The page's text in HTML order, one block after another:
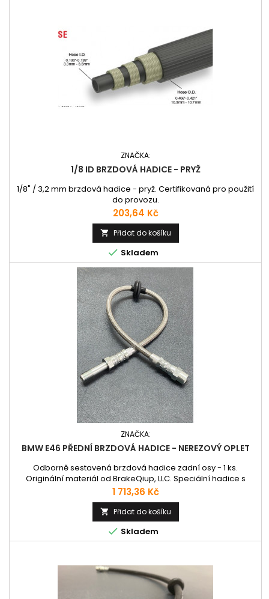
ZNAČKA:
1/8 ID BRZDOVÁ HADICE - PRYŽ
1/8" / 3,2 mm brzdová hadice - pryž. Certifikovaná pro použití
do provozu.
Cena
203,64 Kč
 Přidat do košíku
 Skladem
ZNAČKA:
BMW E46 PŘEDNÍ BRZDOVÁ HADICE - NEREZOVÝ OPLET
Odborně sestavená brzdová hadice zadní osy - 1 ks.
Originální materiál od BrakeQiup, LLC. Speciální hadice s
nerezovým opletem pro precizní brzdění. Plně
homologované pro evropské silnice.
Cena
1 713,36 Kč
 Přidat do košíku
 Skladem